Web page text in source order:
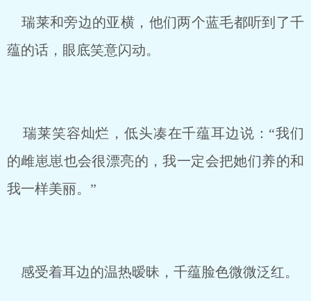
瑞莱和旁边的亚横，他们两个蓝毛都听到了千
蕴的话，眼底笑意闪动。
瑞莱笑容灿烂，低头凑在千蕴耳边说：“我们
的雌崽崽也会很漂亮的，我一定会把她们养的和
我一样美丽。”
感受着耳边的温热暧昧，千蕴脸色微微泛红。